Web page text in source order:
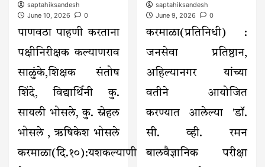
भारताचे
प्रतिनिधित्व
करणार-
कोरिया
आणि
एशिया
कपसाठी
निवड
साजरा!
saptahiksandesh
June 10, 2026
0
पाणवठा पाहणी करताना
पक्षीनिरीक्षक कल्याणराव
साळुंके,शिक्षक संतोष
शिंदे, विद्यार्थिनी कु.
सायली भोसले, कु. स्नेहल
भोसले , ऋषिकेश भोसले
करमाळा(दि.१०):यशकल्याणी
saptahiksandesh
June 9, 2026
0
करमाळा(प्रतिनिधी) :
जनसेवा प्रतिष्ठान,
अहिल्यानगर यांच्या
वतीने आयोजित
करण्यात आलेल्या 'डॉ.
सी. व्ही. रमन
बालवैज्ञानिक परीक्षा